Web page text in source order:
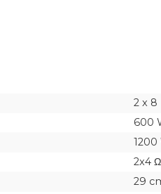
2 x 8
600
1200
2x4 Ω
29